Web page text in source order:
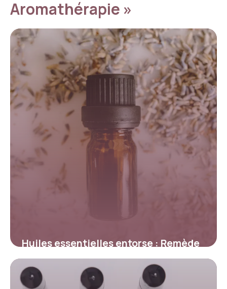
Aromathérapie »
Huiles essentielles entorse : Remède
naturel
14 mai 2026